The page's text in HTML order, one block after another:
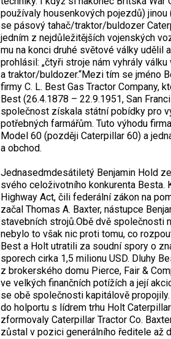
používaly housenkových pojezdů)
se pásový tahač/traktor/buldozer
jedním z nejdůležitějších vojenských
mu na konci druhé světové války udělil
prohlásil: „čtyři stroje nám vyhrály
a traktor/buldozer.“Mezi tím se jméno
firmy C. L. Best Gas Tractor Company,
Best (26.4.1878 – 22.9.1951, San
společnost získala státní pobídky pro
potřebných farmářům. Tuto výhodu
Model 60 (později Caterpillar 60) a
a obchod.
Jednasedmdesátiletý Benjamin Hold
svého celoživotního konkurenta Besta.
Highway Act, čili federální zákon na
začal Thomas A. Baxter, nástupce
stavebních strojů.Obě dvě společnosti
nebylo to však nic proti tomu, co
Best a Holt utratili za soudní spory o
sporech cirka 1,5 milionu USD. Dluhy
z brokerského domu Pierce, Fair &
ve velkých finančních potížích a její
se obě společnosti kapitálově
do holportu s lídrem trhu Holt
zformovaly Caterpillar Tractor Co.
zůstal v pozici generálního ředitele až